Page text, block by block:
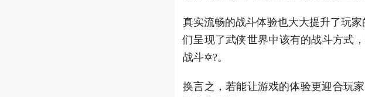
真实流畅的战斗体验也大大提升了玩
们呈现了武侠世界中该有的战斗方式
战斗✡?。
换言之，若能让游戏的体验更迎合玩